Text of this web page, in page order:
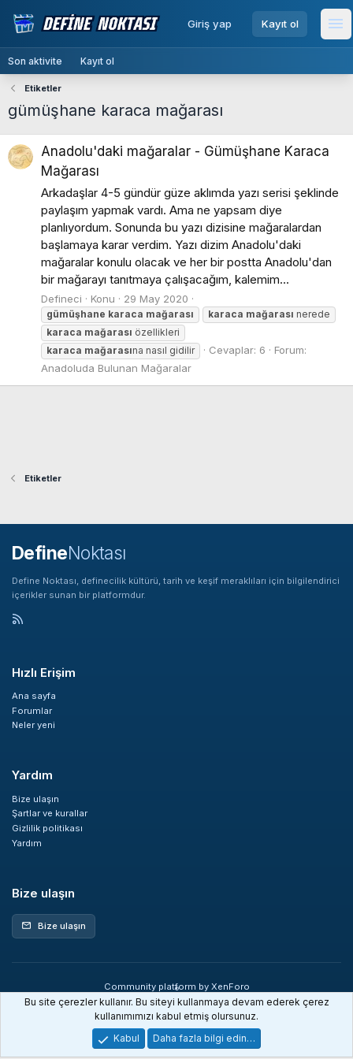
Giriş yap Kayıt ol menu
Son aktivite Kayıt ol
Etiketler
gümüşhane karaca mağarası
Anadolu'daki mağaralar - Gümüşhane Karaca
Mağarası
Arkadaşlar 4-5 gündür güze aklımda yazı serisi şeklinde
paylaşım yapmak vardı. Ama ne yapsam diye
planlıyordum. Sonunda bu yazı dizisine mağaralardan
başlamaya karar verdim. Yazı dizim Anadolu'daki
mağaralar konulu olacak ve her bir postta Anadolu'dan
bir mağarayı tanıtmaya çalışacağım, kalemim...
Defineci Konu 29 May 2020
gümüşhane karaca mağarası karaca mağarası nerede
karaca mağarası özellikleri
karaca mağarasına nasıl gidilir Cevaplar: 6
Forum:
Anadoluda Bulunan Mağaralar
Etiketler
DefineNoktası
Define Noktası, definecilik kültürü, tarih ve keşif meraklıları için bilgilendirici
içerikler sunan bir platformdur.
Hızlı Erişim
Ana sayfa
Forumlar
Neler yeni
Yardım
Bize ulaşın
Şartlar ve kurallar
Gizlilik politikası
Yardım
Bize ulaşın
mail Bize ulaşın
Community platform by XenForo
®
© 2010-2026 XenForo Ltd.
XenDev Forum İstatistik sistemi
Bu site çerezler kullanır. Bu siteyi kullanmaya devam ederek çerez
kullanımımızı kabul etmiş olursunuz.
Kabul
Daha fazla bilgi edin…